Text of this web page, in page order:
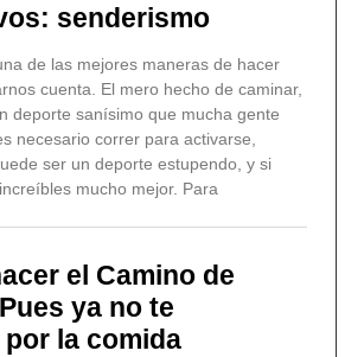
senderismo
de las mejores maneras de hacer
cuenta. El mero hecho de caminar,
deporte sanísimo que mucha gente
necesario correr para activarse,
ser un deporte estupendo, y si
mucho mejor. Para
el Camino de
ya no te
la comida